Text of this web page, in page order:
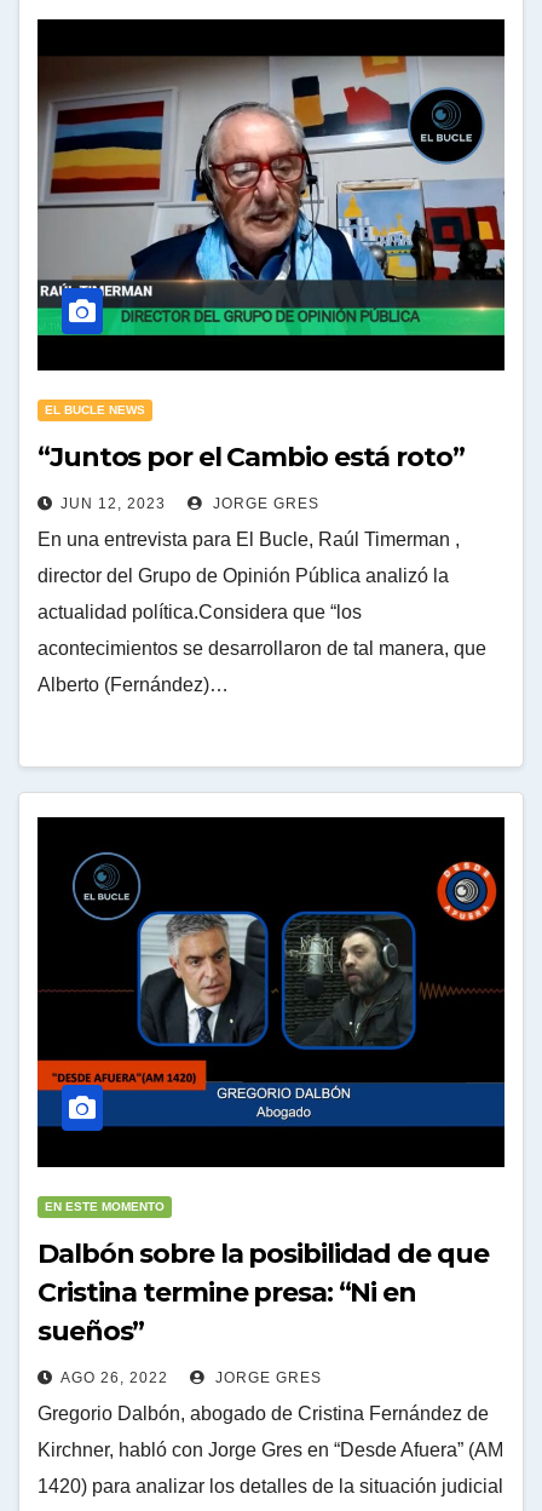
EL BUCLE NEWS
“Juntos por el Cambio está roto”
JUN 12, 2023 JORGE GRES
En una entrevista para El Bucle, Raúl Timerman ,
director del Grupo de Opinión Pública analizó la
actualidad política.Considera que “los
acontecimientos se desarrollaron de tal manera, que
Alberto (Fernández)…
EN ESTE MOMENTO
Dalbón sobre la posibilidad de que
Cristina termine presa: “Ni en
sueños”
AGO 26, 2022 JORGE GRES
Gregorio Dalbón, abogado de Cristina Fernández de
Kirchner, habló con Jorge Gres en “Desde Afuera” (AM
1420) para analizar los detalles de la situación judicial